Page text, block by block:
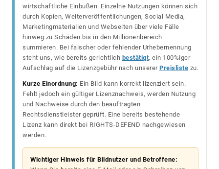
wirtschaftliche Einbußen. Einzelne Nutzungen können sich
durch Kopien, Weiterveröffentlichungen, Social Media,
Marketingmaterialien und Webseiten über viele Fälle
hinweg zu Schäden bis in den Millionenbereich
summieren. Bei falscher oder fehlender Urhebernennung
steht uns, wie bereits gerichtlich bestätigt, ein 100%iger
Aufschlag auf die Lizenzgebühr nach unserer Preisliste zu.
Kurze Einordnung: Ein Bild kann korrekt lizenziert sein.
Fehlt jedoch ein gültiger Lizenznachweis, werden Nutzung
und Nachweise durch den beauftragten
Rechtsdienstleister geprüft. Eine bereits bestehende
Lizenz kann direkt bei RIGHTS-DEFEND nachgewiesen
werden.
Wichtiger Hinweis für Bildnutzer und Betroffene: